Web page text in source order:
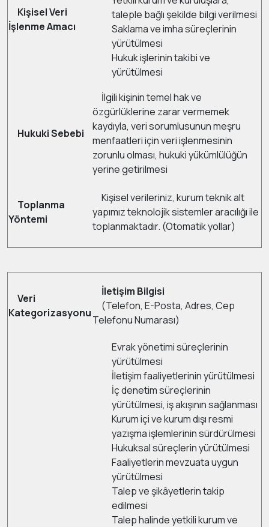
Kişisel Veri
İşlenme Amacı
taleple bağlı şekilde bilgi verilmesi
Saklama ve imha süreçlerinin
yürütülmesi
Hukuk işlerinin takibi ve
yürütülmesi
Hukuki Sebebi
İlgili kişinin temel hak ve
özgürlüklerine zarar vermemek
kaydıyla, veri sorumlusunun meşru
menfaatleri için veri işlenmesinin
zorunlu olması, hukuki yükümlülüğün
yerine getirilmesi
Toplanma
Yöntemi
Kişisel verileriniz, kurum teknik alt
yapımız teknolojik sistemler aracılığı ile
toplanmaktadır. (Otomatik yollar)
Veri
Kategorizasyonu
İletişim Bilgisi
(Telefon, E-Posta, Adres, Cep
Telefonu Numarası)
Evrak yönetimi süreçlerinin
yürütülmesi
İletişim faaliyetlerinin yürütülmesi
İç denetim süreçlerinin
yürütülmesi, iş akışının sağlanması
Kurum içi ve kurum dışı resmi
yazışma işlemlerinin sürdürülmesi
Hukuksal süreçlerin yürütülmesi
Faaliyetlerin mevzuata uygun
yürütülmesi
Talep ve şikâyetlerin takip
edilmesi
Talep halinde yetkili kurum ve